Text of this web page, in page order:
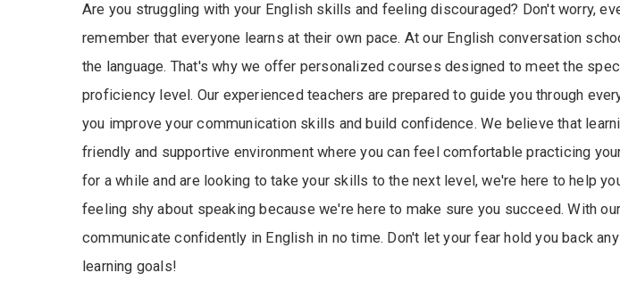
Are you struggling with your English skills and feeling discouraged? Don't worry,
remember that everyone learns at their own pace. At our English conversation
the language. That's why we offer personalized courses designed to meet the
proficiency level. Our experienced teachers are prepared to guide you through
you improve your communication skills and build confidence. We believe that
friendly and supportive environment where you can feel comfortable practicing
for a while and are looking to take your skills to the next level, we're here to help
feeling shy about speaking because we're here to make sure you succeed. With
communicate confidently in English in no time. Don't let your fear hold you back
learning goals!